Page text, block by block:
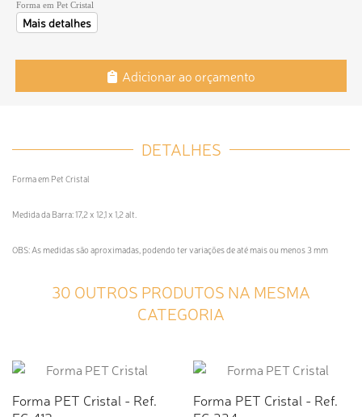
Forma em Pet Cristal
Mais detalhes
Adicionar ao orçamento
DETALHES
Forma em Pet Cristal
Medida da Barra: 17,2 x 12,1 x 1,2 alt.
OBS: As medidas são aproximadas, podendo ter variações de até mais ou menos 3 mm
30 OUTROS PRODUTOS NA MESMA
CATEGORIA
Forma PET Cristal - Ref.
Forma PET Cristal - Ref.